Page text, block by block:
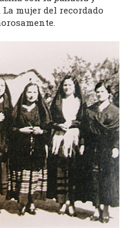
mujer del recordado